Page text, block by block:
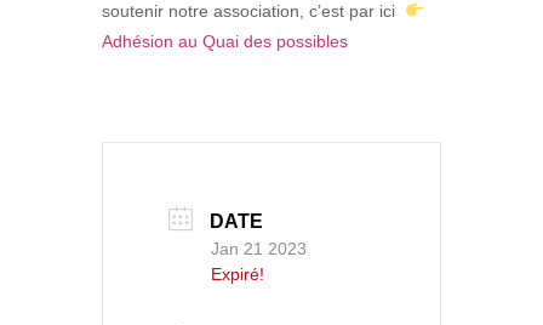
soutenir notre association, c’est par ici
Adhésion au Quai des possibles
DATE
Jan 21 2023
Expiré!